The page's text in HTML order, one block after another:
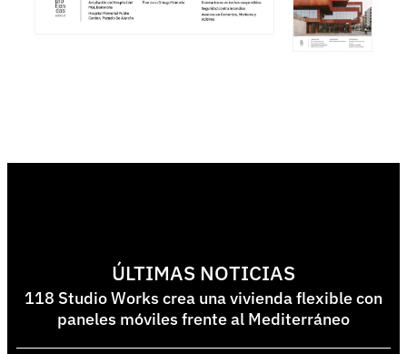
ÚLTIMAS NOTICIAS
118 Studio Works crea una vivienda flexible con
paneles móviles frente al Mediterráneo